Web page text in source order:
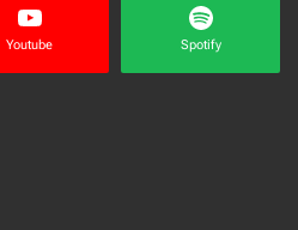
Youtube Spotify